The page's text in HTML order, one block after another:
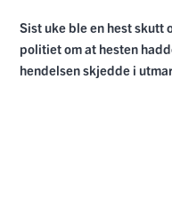
Sist uke ble en hest skutt
politiet om at hesten
hendelsen skjedde i